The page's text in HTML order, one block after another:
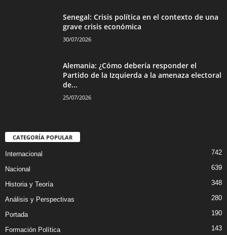
Senegal: Crisis política en el contexto de una
grave crisis económica
30/07/2026
Alemania: ¿Cómo debería responder el
Partido de la Izquierda a la amenaza electoral
de...
25/07/2026
CATEGORÍA POPULAR
Internacional 742
Nacional 639
Historia y Teoría 348
Análisis y Perspectivas 280
Portada 190
Formación Política 143